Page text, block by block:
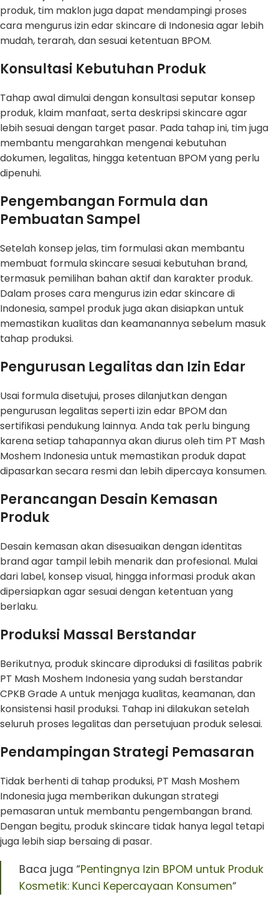
produk, tim maklon juga dapat mendampingi proses
cara mengurus izin edar skincare di Indonesia agar lebih
mudah, terarah, dan sesuai ketentuan BPOM.
Konsultasi Kebutuhan Produk
Tahap awal dimulai dengan konsultasi seputar konsep
produk, klaim manfaat, serta deskripsi skincare agar
lebih sesuai dengan target pasar. Pada tahap ini, tim juga
membantu mengarahkan mengenai kebutuhan
dokumen, legalitas, hingga ketentuan BPOM yang perlu
dipenuhi.
Pengembangan Formula dan
Pembuatan Sampel
Setelah konsep jelas, tim formulasi akan membantu
membuat formula skincare sesuai kebutuhan brand,
termasuk pemilihan bahan aktif dan karakter produk.
Dalam proses cara mengurus izin edar skincare di
Indonesia, sampel produk juga akan disiapkan untuk
memastikan kualitas dan keamanannya sebelum masuk
tahap produksi.
Pengurusan Legalitas dan Izin Edar
Usai formula disetujui, proses dilanjutkan dengan
pengurusan legalitas seperti izin edar BPOM dan
sertifikasi pendukung lainnya. Anda tak perlu bingung
karena setiap tahapannya akan diurus oleh tim PT Mash
Moshem Indonesia untuk memastikan produk dapat
dipasarkan secara resmi dan lebih dipercaya konsumen.
Perancangan Desain Kemasan
Produk
Desain kemasan akan disesuaikan dengan identitas
brand agar tampil lebih menarik dan profesional. Mulai
dari label, konsep visual, hingga informasi produk akan
dipersiapkan agar sesuai dengan ketentuan yang
berlaku.
Produksi Massal Berstandar
Berikutnya, produk skincare diproduksi di fasilitas pabrik
PT Mash Moshem Indonesia yang sudah berstandar
CPKB Grade A untuk menjaga kualitas, keamanan, dan
konsistensi hasil produksi. Tahap ini dilakukan setelah
seluruh proses legalitas dan persetujuan produk selesai.
Pendampingan Strategi Pemasaran
Tidak berhenti di tahap produksi, PT Mash Moshem
Indonesia juga memberikan dukungan strategi
pemasaran untuk membantu pengembangan brand.
Dengan begitu, produk skincare tidak hanya legal tetapi
juga lebih siap bersaing di pasar.
Baca juga “Pentingnya Izin BPOM untuk Produk
Kosmetik: Kunci Kepercayaan Konsumen“